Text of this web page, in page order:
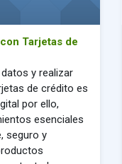
Tarjetas de
y realizar
de crédito es
por ello,
esenciales
seguro y